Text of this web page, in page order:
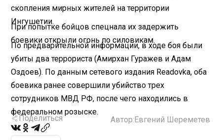
скопления мирных жителей на территории
Ингушетии.
При попытке бойцов спецнала их задержить
боевики открыли огонь по силовикам.
По предварительной информации, в ходе боя были
убиты два террориста (Амирхан Гуражев и Адам
Оздоев). По данным сетевого издания Readovka, оба
боевика ранее совершили убийство трех
сотрудников МВД РФ, после чего находились в
федеральном розыске.
Поделиться Автор: Евгений Шереметев